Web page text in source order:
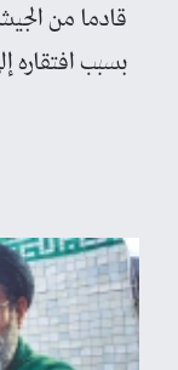
قادما من
بسبب افتقاره